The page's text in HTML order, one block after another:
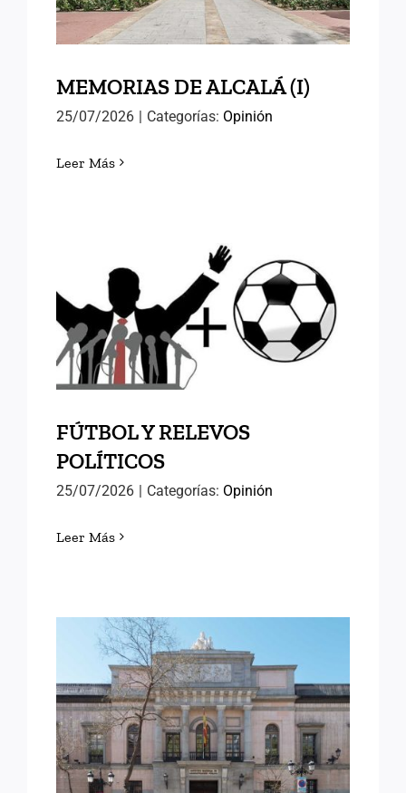
MEMORIAS DE ALCALÁ (I)
25/07/2026 | Categorías: Opinión
Leer Más
FÚTBOL Y RELEVOS
POLÍTICOS
FÚTBOL Y RELEVOS
POLÍTICOS
25/07/2026 | Categorías: Opinión
Leer Más
LORENA GONZÁLEZ
OLIVARES, NUEVA
DIRECTORA DEL INAP